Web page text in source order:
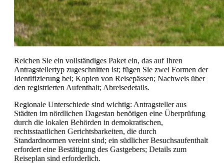
Reichen Sie ein vollständiges Paket ein, das auf Ihren
Antragstellertyp zugeschnitten ist; fügen Sie zwei Formen der
Identifizierung bei; Kopien von Reisepässen; Nachweis über
den registrierten Aufenthalt; Abreisedetails.
Regionale Unterschiede sind wichtig: Antragsteller aus
Städten im nördlichen Dagestan benötigen eine Überprüfung
durch die lokalen Behörden in demokratischen,
rechtsstaatlichen Gerichtsbarkeiten, die durch
Standardnormen vereint sind; ein südlicher Besuchsaufenthalt
erfordert eine Bestätigung des Gastgebers; Details zum
Reiseplan sind erforderlich.